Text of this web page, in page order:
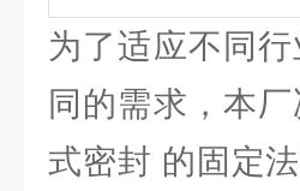
为了适应不同
同的需求，本
式密封 的固定